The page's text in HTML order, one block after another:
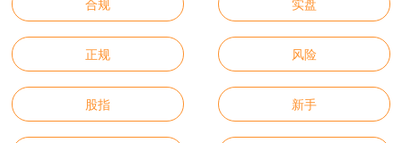
正规 风险
股指 新手